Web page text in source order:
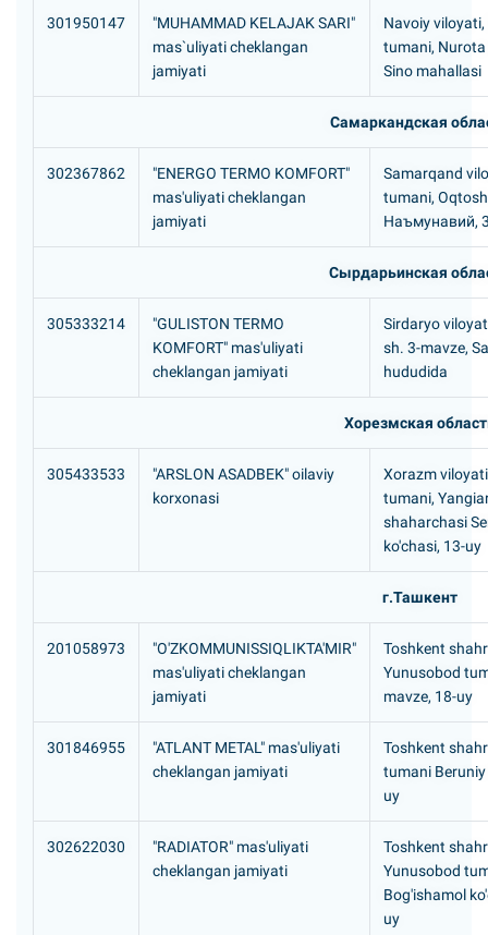
301950147
"MUHAMMAD KELAJAK SARI"
mas`uliyati cheklangan
jamiyati
Navoiy
tumani,
Sino mahallasi
Самаркандская
302367862
"ENERGO TERMO KOMFORT"
mas'uliyati cheklangan
jamiyati
Samarqand
tumani, Oqtosh
Наъмунавий,
Сырдарьинская
305333214
"GULISTON TERMO
KOMFORT" mas'uliyati
cheklangan jamiyati
Sirdaryo
sh. 3-mavze,
hududida
Хорезмская
305433533
"ARSLON ASADBEK" oilaviy
korxonasi
Xorazm
tumani,
shaharchasi
ko'chasi, 13-uy
г.Ташкент
201058973
"O'ZKOMMUNISSIQLIKTA'MIR"
mas'uliyati cheklangan
jamiyati
Toshkent
Yunusobod
mavze, 18-uy
301846955
"ATLANT METAL" mas'uliyati
cheklangan jamiyati
Toshkent
tumani Beruniy
uy
302622030
"RADIATOR" mas'uliyati
cheklangan jamiyati
Toshkent
Yunusobod
Bog'ishamol
uy